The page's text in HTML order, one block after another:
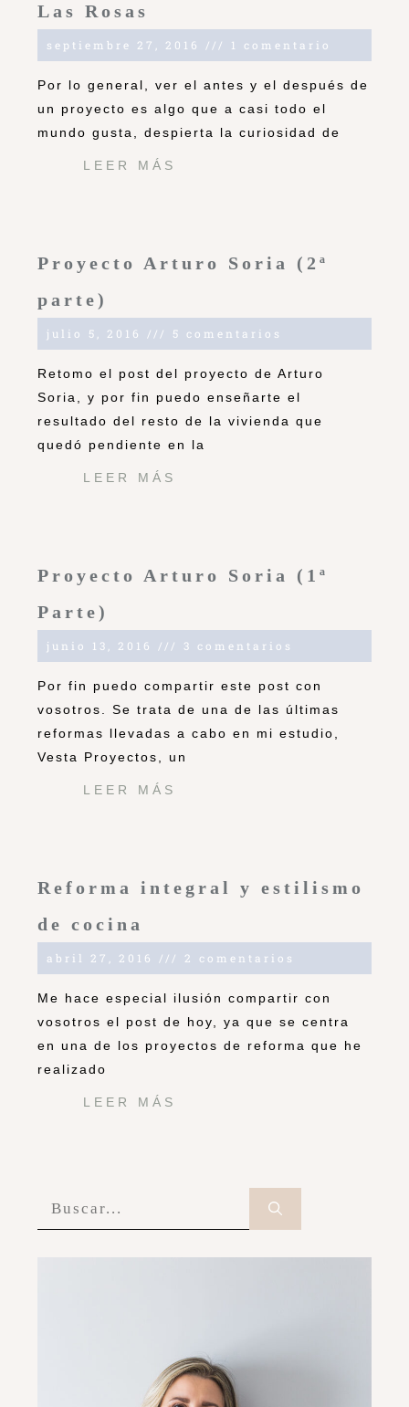
Las Rosas
septiembre 27, 2016 1 comentario
Por lo general, ver el antes y el después de
un proyecto es algo que a casi todo el
mundo gusta, despierta la curiosidad de
LEER MÁS
Proyecto Arturo Soria (2ª
parte)
julio 5, 2016 5 comentarios
Retomo el post del proyecto de Arturo
Soria, y por fin puedo enseñarte el
resultado del resto de la vivienda que
quedó pendiente en la
LEER MÁS
Proyecto Arturo Soria (1ª
Parte)
junio 13, 2016 3 comentarios
Por fin puedo compartir este post con
vosotros. Se trata de una de las últimas
reformas llevadas a cabo en mi estudio,
Vesta Proyectos, un
LEER MÁS
Reforma integral y estilismo
de cocina
abril 27, 2016 2 comentarios
Me hace especial ilusión compartir con
vosotros el post de hoy, ya que se centra
en una de los proyectos de reforma que he
realizado
LEER MÁS